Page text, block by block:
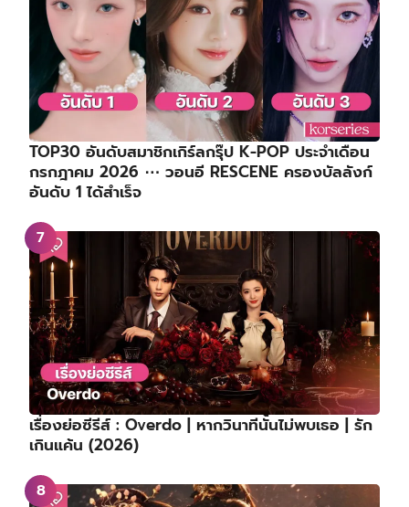
TOP30 อันดับสมาชิกเกิร์ลกรุ๊ป K-POP ประจำเดือน
กรกฎาคม 2026 ⋯ วอนอี RESCENE ครองบัลลังก์
อันดับ 1 ได้สำเร็จ
เรื่องย่อซีรีส์ : Overdo | หากวินาทีนั้นไม่พบเธอ | รัก
เกินแค้น (2026)